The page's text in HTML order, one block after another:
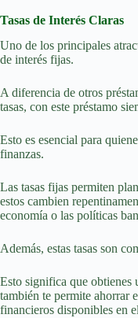
Tasas de Interés Claras
Uno de los principales
de interés fijas.
A diferencia de otros
tasas, con este préstamo
Esto es esencial para
finanzas.
Las tasas fijas permiten
estos cambien
economía o las políticas
Además, estas tasas son
Esto significa que obtienes
también te permite ahorrar
financieros disponibles en